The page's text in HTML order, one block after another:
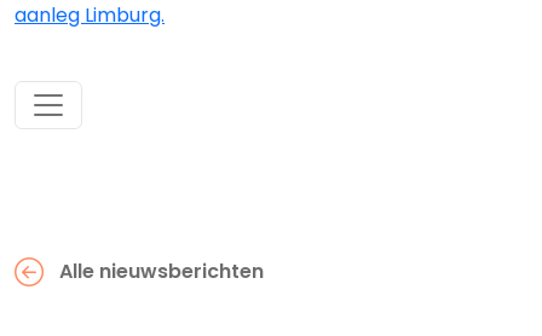
aanleg Limburg.
Alle nieuwsberichten